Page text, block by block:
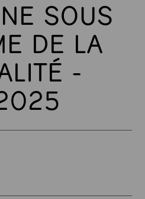
SOUS
DE LA
-